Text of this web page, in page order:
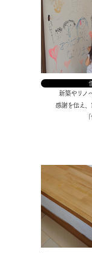
新築やリノ
感謝を伝え